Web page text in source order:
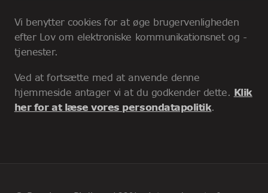
Vi benytter cookies for at øge brugervenligheden
efter Lov om elektroniske kommunikationsnet og -
tjenester.
Ved at fortsætte med at anvende denne
hjemmeside antager vi at du godkender dette. Klik
her for at læse vores persondatapolitik.